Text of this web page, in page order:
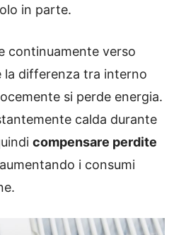
in parte.
continuamente verso
la differenza tra interno
si perde energia.
calda durante
compensare perdite
i consumi